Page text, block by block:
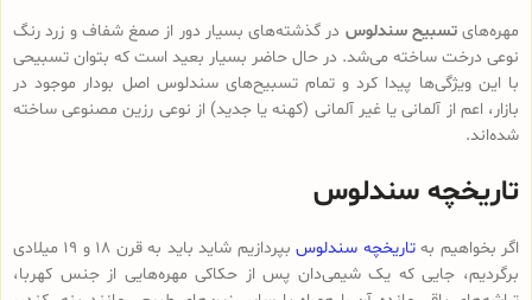
مهره‌هایتسبیح سندلوس در گذشته‌های بسیار دور از صمغ شفاف و زرد رنگ
نوعی درخت ساخته می‌شد. در حال حاضر بسیار بعید است که بتوان تسبیحی
با این ویژگی‌ها پیدا کرد و تمام تسبیح‌های سندلوس‌ اصل بودار موجود در
بازار، اعم از آلمانی یا غیر آلمانی (کهنه یا جدید) از نوعی رزین مصنوعی ساخته
شده‌اند.
تاریخچه سندلوس
اگر بخواهیم بهتاریخچه سندلوس
بپردازیم شاید باید به قرن 18 و 19 میلادی
برگردیم، جایی که یک شیمی‌دان پس از حکاکی مهره‌هایی از جنس کهربا،